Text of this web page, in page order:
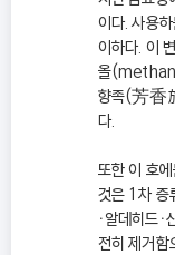
이다. 사용
이하다. 이
올
향족(芳香
다.
또한 이 호
것은 1차 증
ㆍ알데히드
전히 제거함